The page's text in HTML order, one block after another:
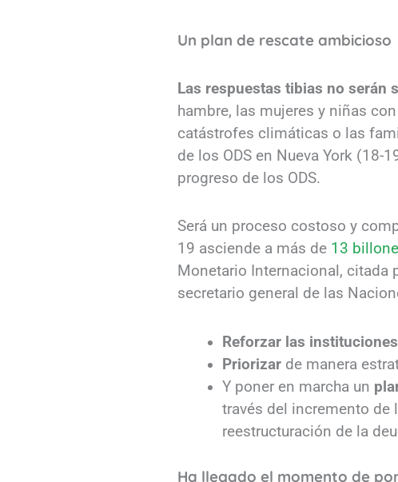
Un plan de rescate ambicioso
Las respuestas tibias no serán
hambre, las mujeres y niñas
catástrofes climáticas o las
de los ODS en Nueva York (18-
progreso de los ODS.
Será un proceso costoso y
19 asciende a más de 13
Monetario Internacional, citada
secretario general de las
Reforzar las instituciones
Priorizar de manera
Y poner en marcha un
través del incremento de
reestructuración de la
Ha llegado el momento de